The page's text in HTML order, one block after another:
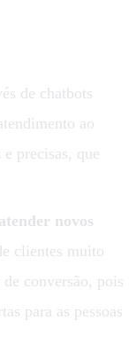
de chatbots
ao
precisas, que
novos
clientes muito
conversão, pois
para as pessoas